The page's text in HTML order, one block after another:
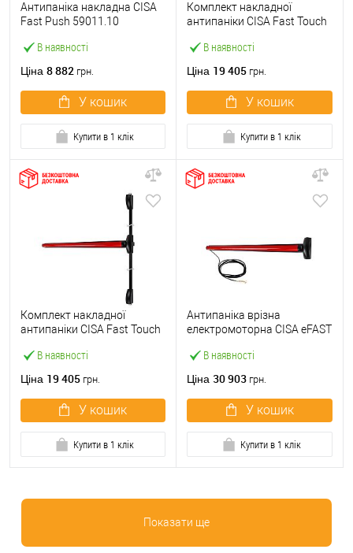
В наявності
Антипаніка накладна CISA
Fast Push 59011.10
штангою 1500 мм червона
Ціна 8 882 грн.
У кошик
Купити в 1 клік
В наявності
Комплект накладної
антипаніки CISA Fast Touch
точковий вбік червона
Ціна 19 405 грн.
У кошик
Купити в 1 клік
В наявності
Комплект накладної
антипаніки CISA Fast Touch
точковий вверх-вниз
Ціна 19 405 грн.
У кошик
Купити в 1 клік
В наявності
Антипаніка врізна
електромоторна CISA eFAST
Ціна 30 903 грн.
У кошик
Купити в 1 клік
Показати ще